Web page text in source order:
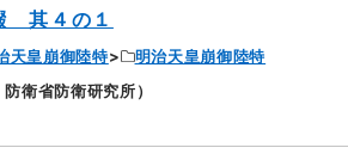
其４の１
天皇崩御陸特
明治天皇崩御陸特
衛省防衛研究所）